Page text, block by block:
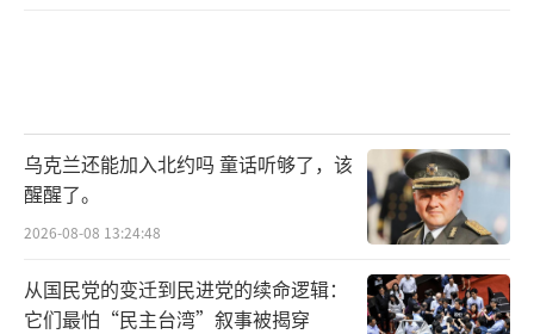
乌克兰还能加入北约吗 童话听够了，该
醒醒了。
2026-08-08 13:24:48
从国民党的变迁到民进党的续命逻辑：
它们最怕“民主台湾”叙事被揭穿